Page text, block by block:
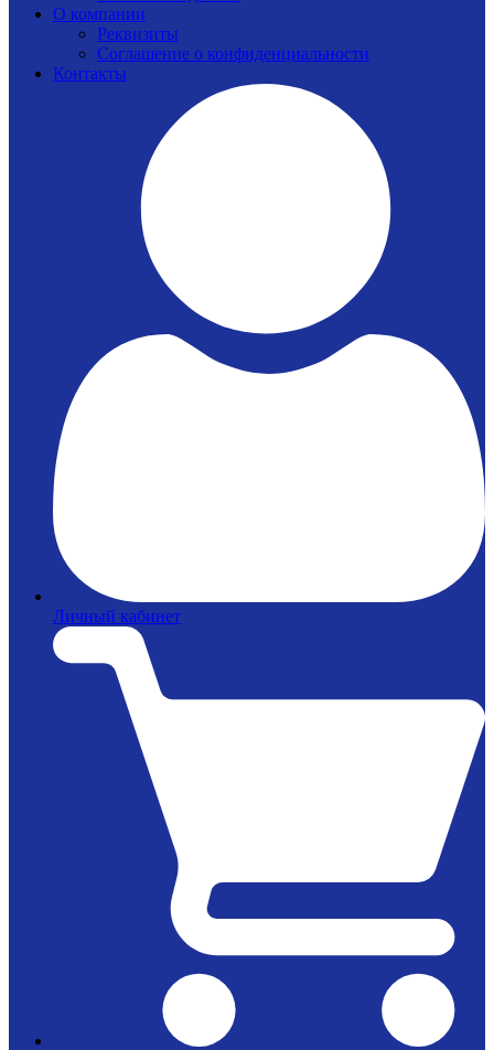
О компании
Реквизиты
Соглашение о конфиденциальности
Контакты
Личный кабинет